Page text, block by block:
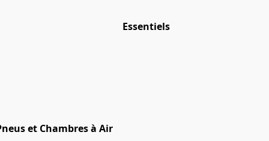
et Chambres à Air
Essentiels